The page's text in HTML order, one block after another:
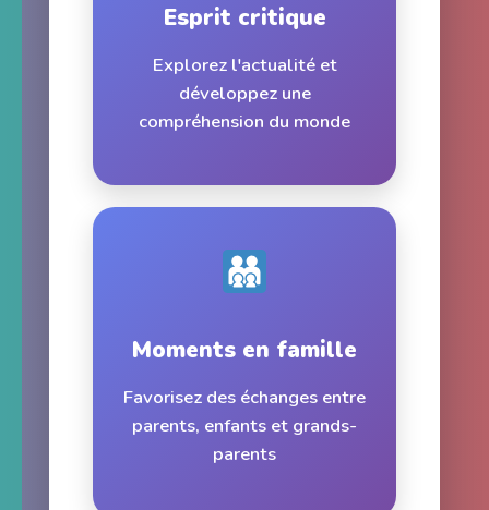
Esprit critique
Explorez l'actualité et
développez une
compréhension du monde
Moments en famille
Favorisez des échanges entre
parents, enfants et grands-
parents